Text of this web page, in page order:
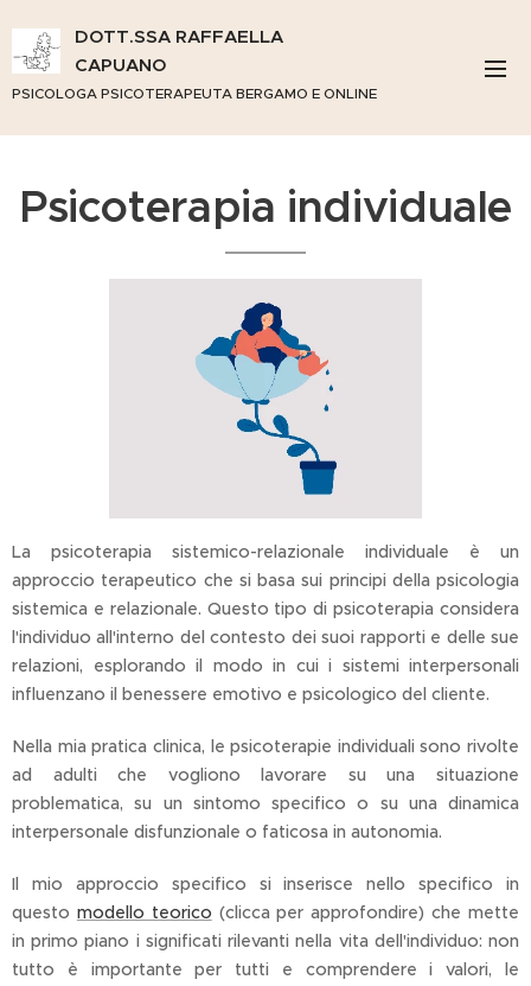
DOTT.SSA RAFFAELLA
CAPUANO
PSICOLOGA PSICOTERAPEUTA BERGAMO E ONLINE
Psicoterapia individuale
La psicoterapia sistemico-relazionale individuale è un
approccio terapeutico che si basa sui principi della psicologia
sistemica e relazionale. Questo tipo di psicoterapia considera
l'individuo all'interno del contesto dei suoi rapporti e delle sue
relazioni, esplorando il modo in cui i sistemi interpersonali
influenzano il benessere emotivo e psicologico del cliente.
Nella mia pratica clinica, le psicoterapie individuali sono rivolte
ad adulti che vogliono lavorare su una situazione
problematica, su un sintomo specifico o su una dinamica
interpersonale disfunzionale o faticosa in autonomia.
Il mio approccio specifico si inserisce nello specifico in
questo modello teorico (clicca per approfondire) che mette
in primo piano i significati rilevanti nella vita dell'individuo: non
tutto è importante per tutti e comprendere i valori, le